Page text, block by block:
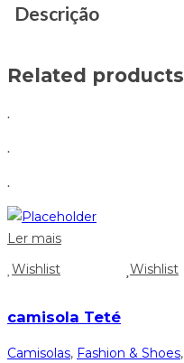
Descrição
Related products
.
.
.
Ler mais
Wishlist
Wishlist
camisola Teté
Camisolas, Fashion & Shoes,